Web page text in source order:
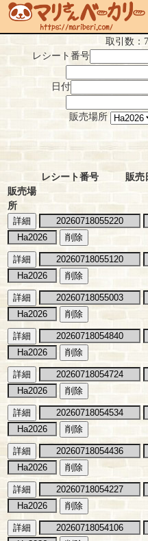
取引数：
レシート番号
日付
販売場所
レシート番号 販売
販売場
所